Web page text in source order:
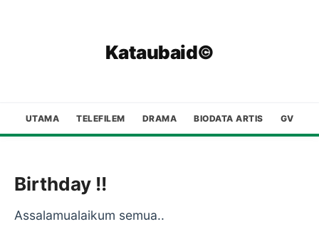
Kataubaid©
UTAMA TELEFILEM DRAMA BIODATA ARTIS GV
Birthday !!
Assalamualaikum semua..